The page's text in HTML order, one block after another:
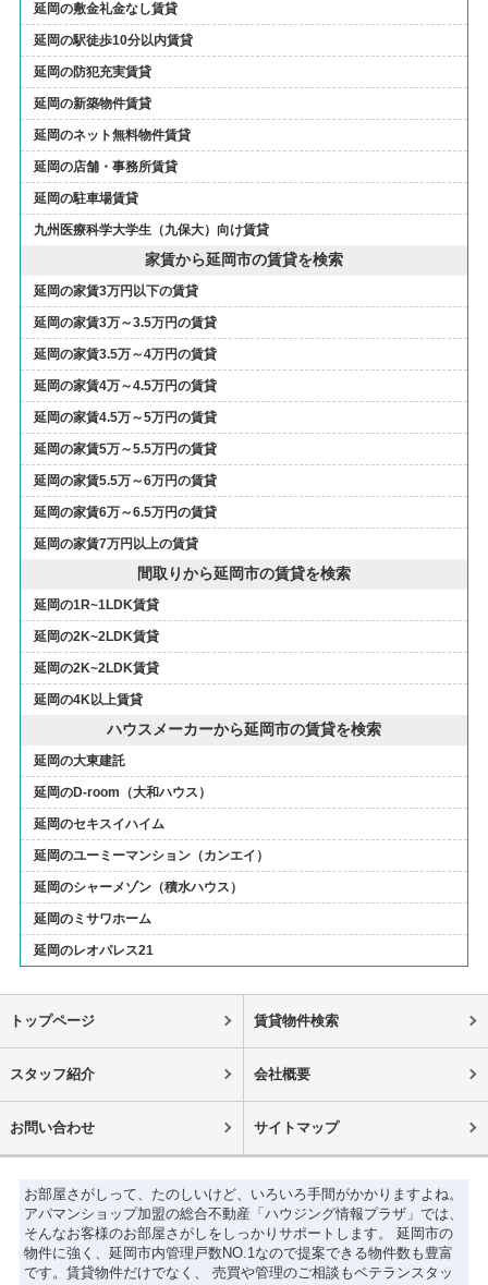
延岡の敷金礼金なし賃貸
延岡の駅徒歩10分以内賃貸
延岡の防犯充実賃貸
延岡の新築物件賃貸
延岡のネット無料物件賃貸
延岡の店舗・事務所賃貸
延岡の駐車場賃貸
九州医療科学大学生（九保大）向け賃貸
家賃から延岡市の賃貸を検索
延岡の家賃3万円以下の賃貸
延岡の家賃3万～3.5万円の賃貸
延岡の家賃3.5万～4万円の賃貸
延岡の家賃4万～4.5万円の賃貸
延岡の家賃4.5万～5万円の賃貸
延岡の家賃5万～5.5万円の賃貸
延岡の家賃5.5万～6万円の賃貸
延岡の家賃6万～6.5万円の賃貸
延岡の家賃7万円以上の賃貸
間取りから延岡市の賃貸を検索
延岡の1R~1LDK賃貸
延岡の2K~2LDK賃貸
延岡の2K~2LDK賃貸
延岡の4K以上賃貸
ハウスメーカーから延岡市の賃貸を検索
延岡の大東建託
延岡のD-room（大和ハウス）
延岡のセキスイハイム
延岡のユーミーマンション（カンエイ）
延岡のシャーメゾン（積水ハウス）
延岡のミサワホーム
延岡のレオパレス21
トップページ 賃貸物件検索
スタッフ紹介 会社概要
お問い合わせ サイトマップ
お部屋さがしって、たのしいけど、いろいろ手間がかかりますよね。
アパマンショップ加盟の総合不動産「ハウジング情報プラザ」では、
そんなお客様のお部屋さがしをしっかりサポートします。 延岡市の
物件に強く、延岡市内管理戸数NO.1なので提案できる物件数も豊富
です。賃貸物件だけでなく、 売買や管理のご相談もベテランスタッ